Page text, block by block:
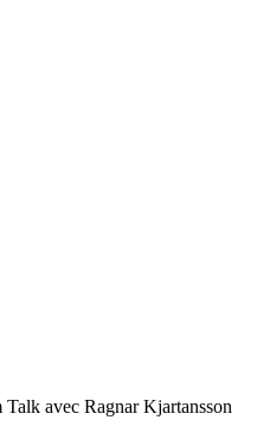
avec Ragnar Kjartansson